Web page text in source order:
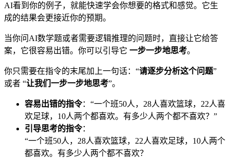
AI看到你的例子，就能快速学会你想要的格式和感觉。它生
成的结果会更接近你的预期。
当你问AI数学题或者需要逻辑推理的问题时，直接让它给答
案，它很容易出错。你可以引导它 一步一步地思考。
你只需要在指令的末尾加上一句话：“请逐步分析这个问题”
或者 “让我们一步一步地思考”。
容易出错的指令：“一个班50人，28人喜欢篮球，22人喜
欢足球，10人两个都喜欢。有多少人两个都不喜欢？”
引导思考的指令：
“一个班50人，28人喜欢篮球，22人喜欢足球，10人两个
都喜欢。有多少人两个都不喜欢？